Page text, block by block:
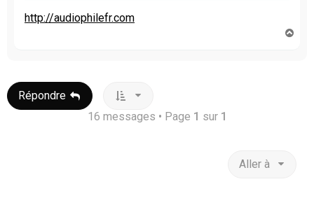
http://audiophilefr.com
Répondre
16 messages • Page 1 sur 1
Aller à